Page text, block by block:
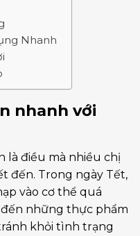
Nhanh
nhanh với
là điều mà nhiều chị
đến. Trong ngày Tết,
vào cơ thể quá
đến những thực phẩm
khỏi tình trạng